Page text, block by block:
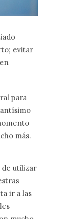
evitar
para
más.
de utilizar
ir a las